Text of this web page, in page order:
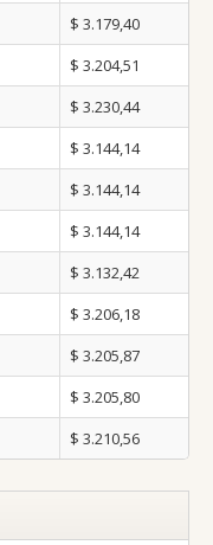
$ 3.179,40
$ 3.204,51
$ 3.230,44
$ 3.144,14
$ 3.144,14
$ 3.144,14
$ 3.132,42
$ 3.206,18
$ 3.205,87
$ 3.205,80
$ 3.210,56